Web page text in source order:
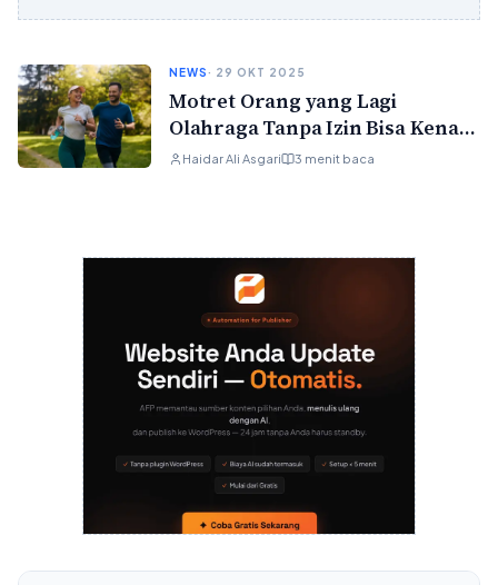
NEWS· 29 OKT 2025
Motret Orang yang Lagi
Olahraga Tanpa Izin Bisa Kena
Sanksi, Nih Penjelasannya!
Haidar Ali Asgari 3 menit baca